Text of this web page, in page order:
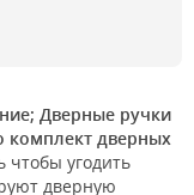
Дверные ручки
комплект дверных
чтобы угодить
дверную